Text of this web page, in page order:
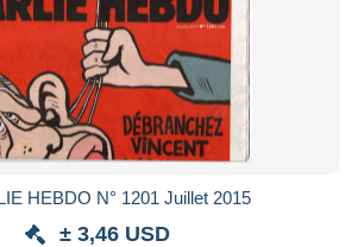
HEBDO N° 1201 Juillet 2015
± 3,46 USD